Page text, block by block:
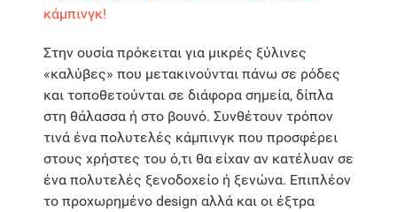
Στην ουσία πρόκειται για μικρές ξύλινες
«καλύβες» που μετακινούνται πάνω σε ρόδες
και τοποθετούνται σε διάφορα σημεία, δίπλα
στη θάλασσα ή στο βουνό. Συνθέτουν τρόπον
τινά ένα πολυτελές κάμπινγκ που προσφέρει
στους χρήστες του ό,τι θα είχαν αν κατέλυαν σε
ένα πολυτελές ξενοδοχείο ή ξενώνα. Επιπλέον
το προχωρημένο design αλλά και οι έξτρα